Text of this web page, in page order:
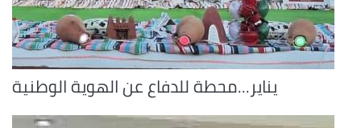
يناير...محطة للدفاع عن الهوية الوطنية